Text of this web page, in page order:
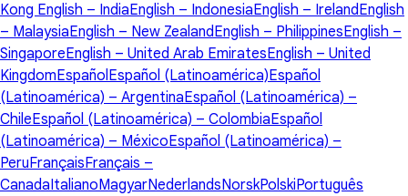
Kong English – IndiaEnglish – IndonesiaEnglish – IrelandEnglish
– MalaysiaEnglish – New ZealandEnglish – PhilippinesEnglish –
SingaporeEnglish – United Arab EmiratesEnglish – United
KingdomEspañolEspañol (Latinoamérica)Español
(Latinoamérica) – ArgentinaEspañol (Latinoamérica) –
ChileEspañol (Latinoamérica) – ColombiaEspañol
(Latinoamérica) – MéxicoEspañol (Latinoamérica) –
PeruFrançaisFrançais –
CanadaItalianoMagyarNederlandsNorskPolskiPortuguês